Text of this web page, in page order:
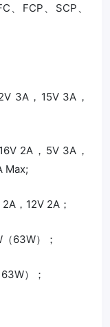
、FCP、SCP、
3A，15V 3A，
2A，5V 3A，
Max;
，12V 2A；
63W）；
）；